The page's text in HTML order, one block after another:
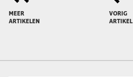
MEER
ARTIKELEN
VORIG
ARTIKEL